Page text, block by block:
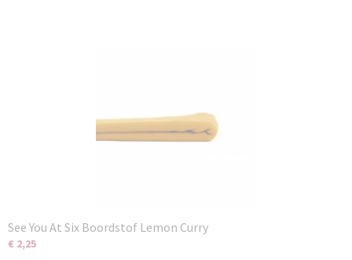
See You At Six Boordstof Lemon Curry
€ 2,25